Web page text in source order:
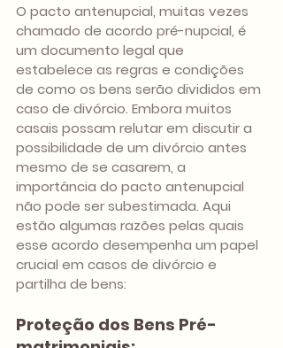
O pacto antenupcial, muitas vezes
chamado de acordo pré-nupcial, é
um documento legal que
estabelece as regras e condições
de como os bens serão divididos em
caso de divórcio. Embora muitos
casais possam relutar em discutir a
possibilidade de um divórcio antes
mesmo de se casarem, a
importância do pacto antenupcial
não pode ser subestimada. Aqui
estão algumas razões pelas quais
esse acordo desempenha um papel
crucial em casos de divórcio e
partilha de bens:
Proteção dos Bens Pré-